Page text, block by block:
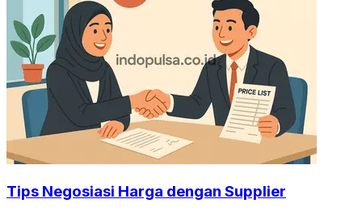
Tips Negosiasi Harga dengan Supplier